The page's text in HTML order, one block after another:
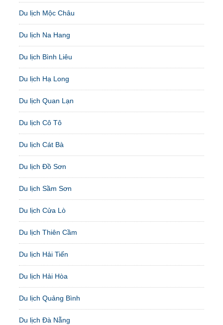
Du lịch Mộc Châu
Du lịch Na Hang
Du lịch Bình Liêu
Du lịch Hạ Long
Du lịch Quan Lạn
Du lịch Cô Tô
Du lịch Cát Bà
Du lịch Đồ Sơn
Du lịch Sầm Sơn
Du lịch Cửa Lò
Du lịch Thiên Cầm
Du lịch Hải Tiến
Du lịch Hải Hòa
Du lịch Quảng Bình
Du lịch Đà Nẵng